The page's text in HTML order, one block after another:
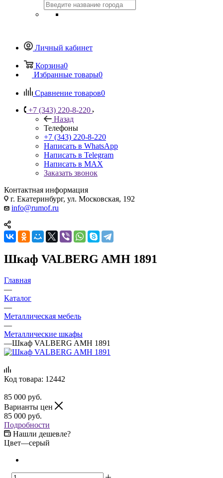
Личный кабинет
Корзина0
Избранные товары0
Сравнение товаров0
+7 (343) 220-8-220
Назад
Телефоны
+7 (343) 220-8-220
Написать в WhatsApp
Написать в Telegram
Написать в MAX
Заказать звонок
Контактная информация
г. Екатеринбург, ул. Московская, 192
info@rumof.ru
Шкаф VALBERG AMH 1891
Главная
—
Каталог
—
Металлическая мебель
—
Металлические шкафы
—Шкаф VALBERG AMH 1891
Код товара: 12442
85 000 руб.
Варианты цен
85 000 руб.
Подробности
Нашли дешевле?
Цвет—серый